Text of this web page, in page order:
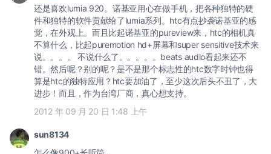
还是喜欢lumia 920。诺基亚用心在做手机，把各种独特的硬
件和独特的软件贡献给了lumia系列。htc有点抄袭诺基亚的感
觉，在外观上。而且比起诺基亚的pureview来，htc的相机真
不算什么，比起puremotion hd+屏幕和super sensitive技术来
说。。。。 不说什么了。。。。。beats audio看起来还不
错。然后呢？别的呢？是不是那个标志性的htc数字时钟也得
算是htc的独特应用？htc要加油了，至少这次后头不丑了，大
进步！而且，作为台湾厂商，真心想支持。
2012 年 09 月 20 日 1:48 上午
sun8134